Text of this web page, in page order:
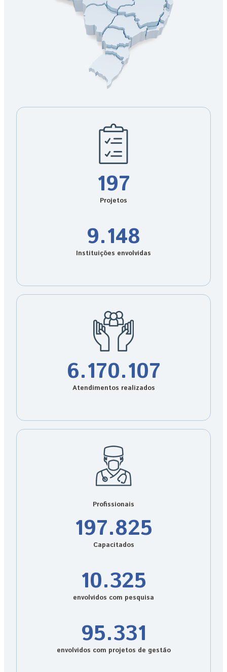
197
Projetos
9.148
Instituições envolvidas
6.170.107
Atendimentos realizados
Profissionais
197.825
Capacitados
10.325
envolvidos com pesquisa
95.331
envolvidos com projetos de gestão